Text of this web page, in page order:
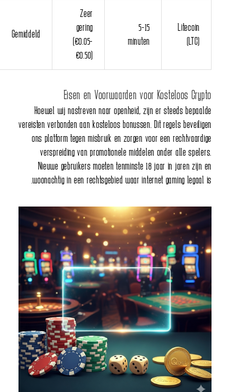
Litecoin
(LTC)
5-15
minuten
Zeer
gering
(€0.05-
€0.50)
Gemiddeld
Eisen en Voorwaarden voor Kosteloos Crypto
Hoewel wij nastreven naar openheid, zijn er steeds bepaalde
vereisten verbonden aan kosteloos bonussen. Dit regels beveiligen
ons platform tegen misbruik en zorgen voor een rechtvaardige
verspreiding van promotionele middelen onder alle spelers.
Nieuwe gebruikers moeten tenminste 18 jaar in jaren zijn en
woonachtig in een rechtsgebied waar internet gaming legaal is.